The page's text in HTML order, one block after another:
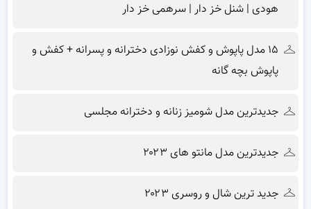
هودی | شنل خز دار | سرهمی خز دار
۱۵ مدل پاپوش و کفش نوزادی دخترانه و پسرانه + کفش و
پاپوش بچه گانه
جدیدترین مدل شومیز زنانه و دخترانه مجلسی
جدیدترین مدل مانتو های ۲۰۲۳
جدید ترین شال و روسری ۲۰۲۳